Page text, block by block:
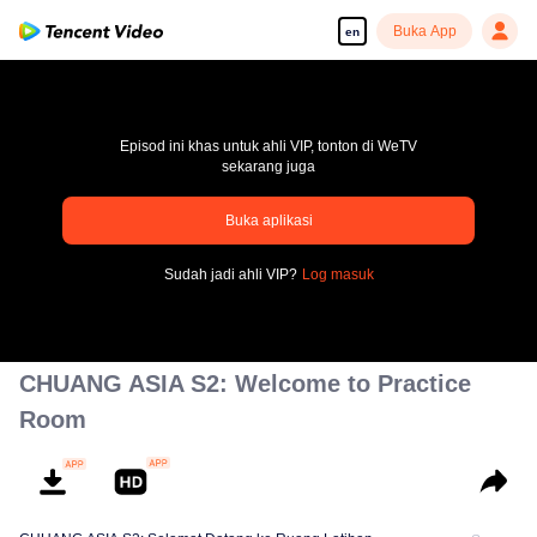
en Buka App
pay limit
Episod ini khas untuk ahli VIP, tonton di WeTV
sekarang juga
Buka aplikasi
Sudah jadi ahli VIP? Log masuk
CHUANG ASIA S2: Welcome to Practice
Room